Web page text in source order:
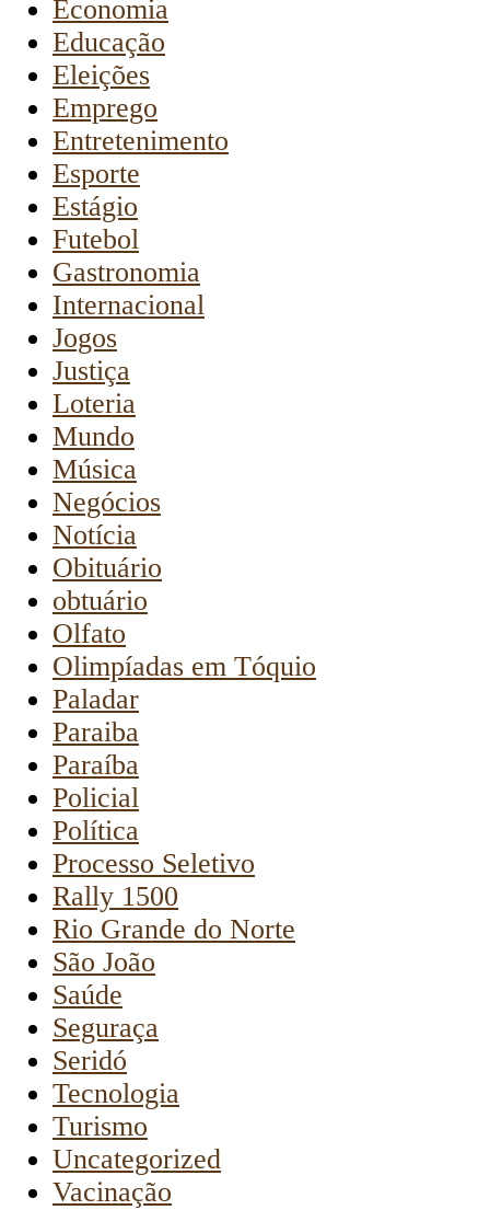
Economia
Educação
Eleições
Emprego
Entretenimento
Esporte
Estágio
Futebol
Gastronomia
Internacional
Jogos
Justiça
Loteria
Mundo
Música
Negócios
Notícia
Obituário
obtuário
Olfato
Olimpíadas em Tóquio
Paladar
Paraiba
Paraíba
Policial
Política
Processo Seletivo
Rally 1500
Rio Grande do Norte
São João
Saúde
Seguraça
Seridó
Tecnologia
Turismo
Uncategorized
Vacinação